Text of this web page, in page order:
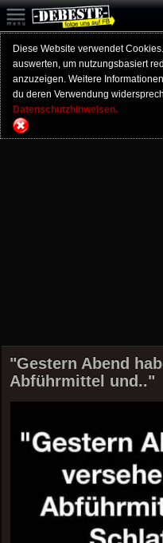
Diese Website verwendet
auswerten, um nutzungsbasiert
anzuzeigen. Weitere
du deren Verwendung
Datenschutzhinweisen.
"Gestern Abend
Abführmittel und.."